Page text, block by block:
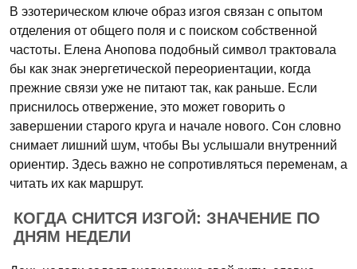
В эзотерическом ключе образ изгоя связан с опытом
отделения от общего поля и с поиском собственной
частоты. Елена Анопова подобный символ трактовала
бы как знак энергетической переориентации, когда
прежние связи уже не питают так, как раньше. Если
приснилось отвержение, это может говорить о
завершении старого круга и начале нового. Сон словно
снимает лишний шум, чтобы Вы услышали внутренний
ориентир. Здесь важно не сопротивляться переменам, а
читать их как маршрут.
КОГДА СНИТСЯ ИЗГОЙ: ЗНАЧЕНИЕ ПО
ДНЯМ НЕДЕЛИ